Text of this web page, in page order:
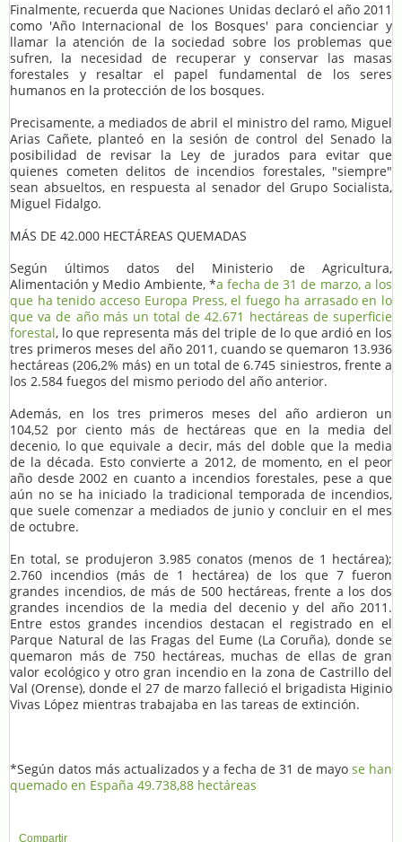
Finalmente, recuerda que Naciones Unidas declaró el año 2011
como 'Año Internacional de los Bosques' para concienciar y
llamar la atención de la sociedad sobre los problemas que
sufren, la necesidad de recuperar y conservar las masas
forestales y resaltar el papel fundamental de los seres
humanos en la protección de los bosques.
Precisamente, a mediados de abril el ministro del ramo, Miguel
Arias Cañete, planteó en la sesión de control del Senado la
posibilidad de revisar la Ley de jurados para evitar que
quienes cometen delitos de incendios forestales, "siempre"
sean absueltos, en respuesta al senador del Grupo Socialista,
Miguel Fidalgo.
MÁS DE 42.000 HECTÁREAS QUEMADAS
Según últimos datos del Ministerio de Agricultura,
Alimentación y Medio Ambiente, *a fecha de 31 de marzo, a los
que ha tenido acceso Europa Press, el fuego ha arrasado en lo
que va de año más un total de 42.671 hectáreas de superficie
forestal, lo que representa más del triple de lo que ardió en los
tres primeros meses del año 2011, cuando se quemaron 13.936
hectáreas (206,2% más) en un total de 6.745 siniestros, frente a
los 2.584 fuegos del mismo periodo del año anterior.
Además, en los tres primeros meses del año ardieron un
104,52 por ciento más de hectáreas que en la media del
decenio, lo que equivale a decir, más del doble que la media
de la década. Esto convierte a 2012, de momento, en el peor
año desde 2002 en cuanto a incendios forestales, pese a que
aún no se ha iniciado la tradicional temporada de incendios,
que suele comenzar a mediados de junio y concluir en el mes
de octubre.
En total, se produjeron 3.985 conatos (menos de 1 hectárea);
2.760 incendios (más de 1 hectárea) de los que 7 fueron
grandes incendios, de más de 500 hectáreas, frente a los dos
grandes incendios de la media del decenio y del año 2011.
Entre estos grandes incendios destacan el registrado en el
Parque Natural de las Fragas del Eume (La Coruña), donde se
quemaron más de 750 hectáreas, muchas de ellas de gran
valor ecológico y otro gran incendio en la zona de Castrillo del
Val (Orense), donde el 27 de marzo falleció el brigadista Higinio
Vivas López mientras trabajaba en las tareas de extinción.
*Según datos más actualizados y a fecha de 31 de mayo se han
quemado en España 49.738,88 hectáreas
Compartir